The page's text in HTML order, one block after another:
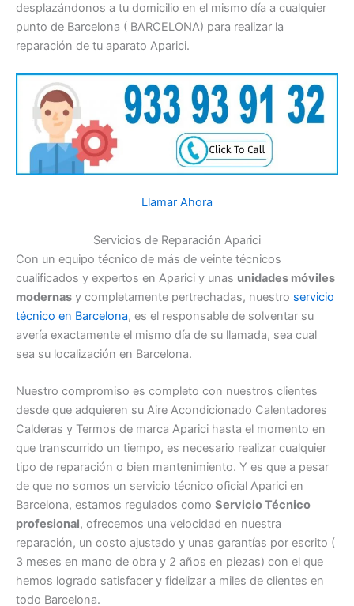
desplazándonos a tu domicilio en el mismo día a cualquier
punto de Barcelona ( BARCELONA) para realizar la
reparación de tu aparato Aparici.
Llamar Ahora
Servicios de Reparación Aparici
Con un equipo técnico de más de veinte técnicos
cualificados y expertos en Aparici y unas unidades móviles
modernas y completamente pertrechadas, nuestro servicio
técnico en Barcelona, es el responsable de solventar su
avería exactamente el mismo día de su llamada, sea cual
sea su localización en Barcelona.
Nuestro compromiso es completo con nuestros clientes
desde que adquieren su Aire Acondicionado Calentadores
Calderas y Termos de marca Aparici hasta el momento en
que transcurrido un tiempo, es necesario realizar cualquier
tipo de reparación o bien mantenimiento. Y es que a pesar
de que no somos un servicio técnico oficial Aparici en
Barcelona, estamos regulados como Servicio Técnico
profesional, ofrecemos una velocidad en nuestra
reparación, un costo ajustado y unas garantías por escrito (
3 meses en mano de obra y 2 años en piezas) con el que
hemos logrado satisfacer y fidelizar a miles de clientes en
todo Barcelona.